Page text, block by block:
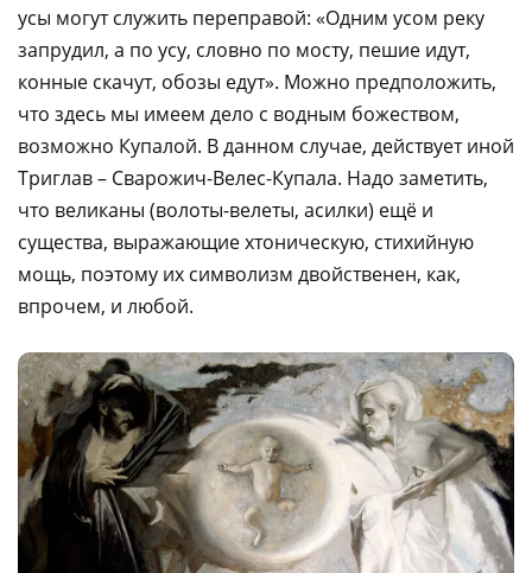
усы могут служить переправой: «Одним усом реку
запрудил, а по усу, словно по мосту, пешие идут,
конные скачут, обозы едут». Можно предположить,
что здесь мы имеем дело с водным божеством,
возможно Купалой. В данном случае, действует иной
Триглав – Сварожич-Велес-Купала. Надо заметить,
что великаны (волоты-велеты, асилки) ещё и
существа, выражающие хтоническую, стихийную
мощь, поэтому их символизм двойственен, как,
впрочем, и любой.